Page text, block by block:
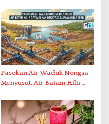
2026
Pasokan Air Waduk Nongsa
Menyusut, Air Batam Hilir
Antar-IPAM